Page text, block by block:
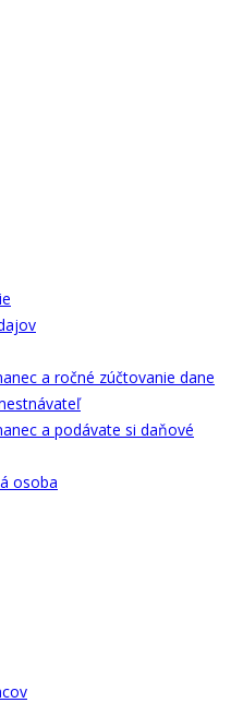
a ročné zúčtovanie dane
a podávate si daňové
osoba